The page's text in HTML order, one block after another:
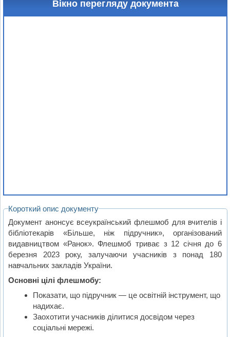
Вікно перегляду документа
Короткий опис документу
Документ анонсує всеукраїнський флешмоб для вчителів і
бібліотекарів «Більше, ніж підручник», організований
видавництвом «Ранок». Флешмоб триває з 12 січня до 6
березня 2023 року, залучаючи учасників з понад 180
навчальних закладів України.
Основні цілі флешмобу:
Показати, що підручник — це освітній інструмент, що
надихає.
Заохотити учасників ділитися досвідом через
соціальні мережі.